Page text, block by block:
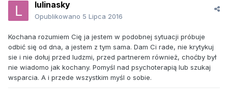
lulinasky
Opublikowano 5 Lipca 2016
Kochana rozumiem Cię ja jestem w podobnej sytuacji próbuje
odbić się od dna, a jestem z tym sama. Dam Ci rade, nie krytykuj
sie i nie dołuj przed ludzmi, przed partnerem również, choćby był
nie wiadomo jak kochany. Pomyśl nad psychoterapią lub szukaj
wsparcia. A i przede wszystkim myśl o sobie.